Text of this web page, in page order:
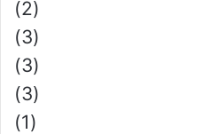
(2)
(3)
(3)
(3)
(1)